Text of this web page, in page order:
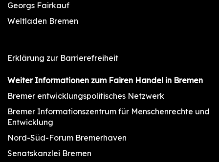
Georgs Fairkauf
Weltladen Bremen
Erklärung zur Barrierefreiheit
Weiter Informationen zum Fairen Handel in Bremen
Bremer entwicklungspolitisches Netzwerk
Bremer Informationszentrum für Menschenrechte und
Entwicklung
Nord-Süd-Forum Bremerhaven
Senatskanzlei Bremen